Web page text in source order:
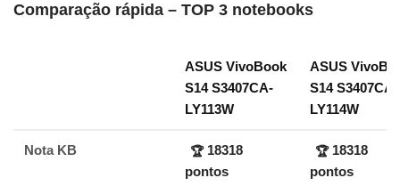
Comparação rápida – TOP 3 notebooks
ASUS VivoBook
S14 S3407CA-
LY113W
ASUS
S14 S3407CA-
LY114W
Nota KB 🏆18318
pontos
🏆18318
pontos